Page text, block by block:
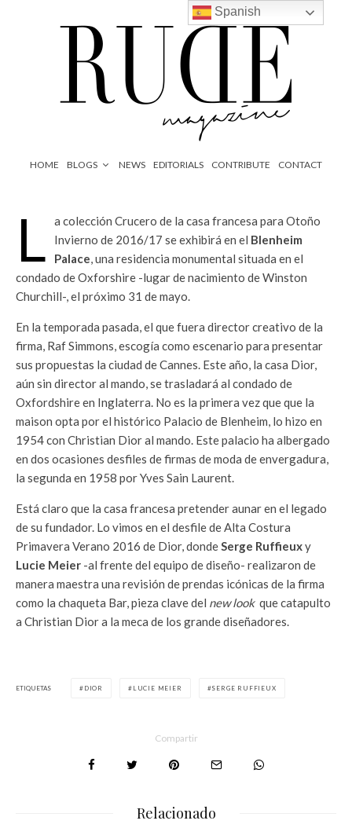
HOME BLOGS NEWS EDITORIALS CONTRIBUTE CONTACT
L
a colección Crucero de la casa francesa para Otoño
Invierno de 2016/17 se exhibirá en el Blenheim
Palace, una residencia monumental situada en el
condado de Oxforshire -lugar de nacimiento de Winston
Churchill-, el próximo 31 de mayo.
En la temporada pasada, el que fuera director creativo de la
firma, Raf Simmons, escogía como escenario para presentar
sus propuestas la ciudad de Cannes. Este año, la casa Dior,
aún sin director al mando, se trasladará al condado de
Oxfordshire en Inglaterra. No es la primera vez que que la
maison opta por el histórico Palacio de Blenheim, lo hizo en
1954 con Christian Dior al mando. Este palacio ha albergado
en dos ocasiones desfiles de firmas de moda de envergadura,
la segunda en 1958 por Yves Sain Laurent.
Está claro que la casa francesa pretender aunar en el legado
de su fundador. Lo vimos en el desfile de Alta Costura
Primavera Verano 2016 de Dior, dondeSerge Ruffieuxy
Lucie Meier -al frente del equipo de diseño- realizaron de
manera maestra una revisión de prendas icónicas de la firma
como la chaqueta Bar, pieza clave del new look que catapulto
a Christian Dior a la meca de los grande diseñadores.
ETIQUETAS DIOR LUCIE MEIER SERGE RUFFIEUX
Compartir
Relacionado
Spanish